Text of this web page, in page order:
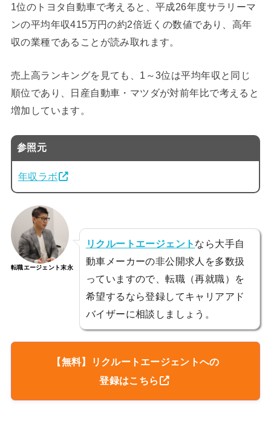
1位のトヨタ自動車で考えると、平成26年度サラリーマ
ンの平均年収415万円の約2倍近くの数値であり、高年
収の業種であることが読み取れます。
売上高ランキングを見ても、1～3位は平均年収と同じ
順位であり、日産自動車・マツダが対前年比で考えると
増加しています。
参照元
年収ラボ
転職エージェント末永
リクルートエージェント なら大手自
動車メーカーの非公開求人を多数扱
っていますので、転職（再就職）を
希望するなら登録してキャリアアド
バイザーに相談しましょう。
【無料】リクルートエージェントへの
登録はこちら